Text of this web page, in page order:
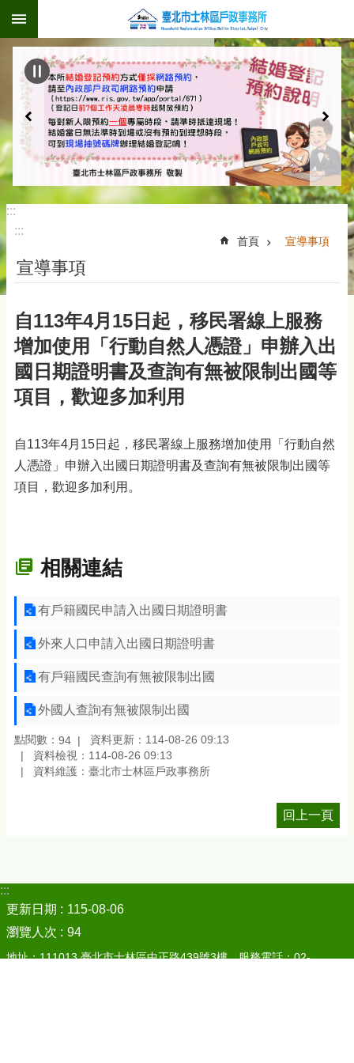
跳到主要內容區塊
:::
:::
首頁 宣導事項
宣導事項
自113年4月15日起，移民署線上服務
增加使用「行動自然人憑證」申辦入出
國日期證明書及查詢有無被限制出國等
項目，歡迎多加利用
自113年4月15日起，移民署線上服務增加使用「行動自然
人憑證」申辦入出國日期證明書及查詢有無被限制出國等
項目，歡迎多加利用。
相關連結
有戶籍國民申請入出國日期證明書
外來人口申請入出國日期證明書
有戶籍國民查詢有無被限制出國
外國人查詢有無被限制出國
點閱數： 94
資料更新：114-08-26 09:13
資料檢視：114-08-26 09:13
資料維護：臺北市士林區戶政事務所
回上一頁
:::
更新日期
115-08-06
瀏覽人次
94
地址：111013 臺北市士林區中正路439號3樓 服務電話：02-